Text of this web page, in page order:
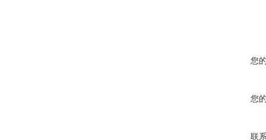
您
您
联